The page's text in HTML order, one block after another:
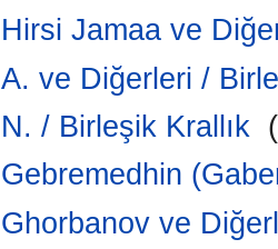
Hirsi Jamaa ve
A. ve Diğerleri /
N. / Birleşik Krallık (
Gebremedhin
Ghorbanov ve